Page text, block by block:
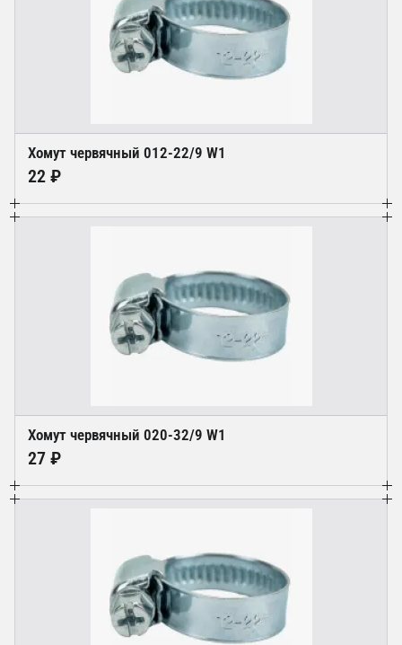
Хомут червячный 012-22/9 W1
22 ₽
Хомут червячный 020-32/9 W1
27 ₽